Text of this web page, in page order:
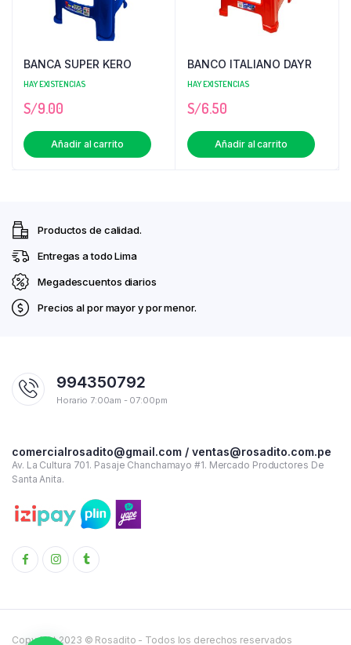
BANCA SUPER KERO
HAY EXISTENCIAS
S/9.00
Añadir al carrito
BANCO ITALIANO DAYR
HAY EXISTENCIAS
S/6.50
Añadir al carrito
Productos de calidad.
Entregas a todo Lima
Megadescuentos diarios
Precios al por mayor y por menor.
994350792
Horario 7:00am - 07:00pm
comercialrosadito@gmail.com / ventas@rosadito.com.pe
Av. La Cultura 701. Pasaje Chanchamayo #1. Mercado Productores De
Santa Anita.
Copyright 2023 © Rosadito - Todos los derechos reservados